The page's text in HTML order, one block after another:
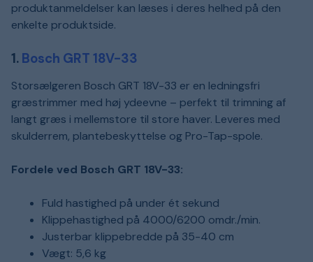
produktanmeldelser kan læses i deres helhed på den
enkelte produktside.
1. Bosch GRT 18V-33
Storsælgeren Bosch GRT 18V-33 er en ledningsfri
græstrimmer med høj ydeevne – perfekt til trimning af
langt græs i mellemstore til store haver. Leveres med
skulderrem, plantebeskyttelse og Pro-Tap-spole.
Fordele ved Bosch GRT 18V-33:
Fuld hastighed på under ét sekund
Klippehastighed på 4000/6200 omdr./min.
Justerbar klippebredde på 35-40 cm
Vægt: 5,6 kg